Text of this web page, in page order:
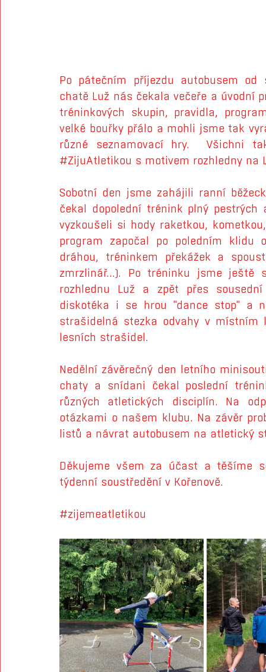
Po pátečním příjezdu autobusem od
chatě Luž nás čekala večeře a úvodní
tréninkových skupin, pravidla,
velké bouřky přálo a mohli jsme tak
#ZijuAtletikou s motivem rozhledny na
Sobotní den jsme zahájili ranní
čekal dopolední trénink plný
vyzkoušeli si hody raketkou,
program započal po poledním klidu
dráhou, tréninkem překážek a
zmrzlinář...). Po tréninku jsme
rozhlednu Luž a zpět přes
diskotéka i se hrou "dance stop" a
strašidelná stezka odvahy v
lesních strašidel.
Nedělní závěrečný den letního
chaty a snídani čekal poslední
různých atletických disciplín. Na
otázkami o našem klubu. Na závěr
listů a návrat autobusem na atletický
Děkujeme všem za účast a těšíme
týdenní soustředění v Kořenově.
#zijemeatletikou